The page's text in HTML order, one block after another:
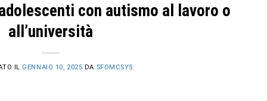
con autismo al lavoro o
all’università
IL GENNAIO 10, 2025 DA SFOMCSYS